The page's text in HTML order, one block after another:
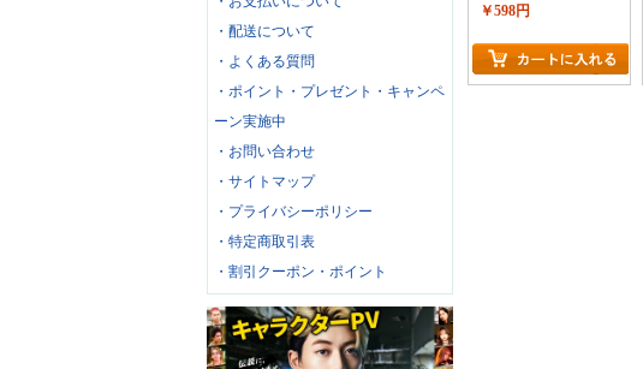
・配送について
・よくある質問
・ポイント・プレゼント・キャンペ
ーン実施中
・お問い合わせ
・サイトマップ
・プライバシーポリシー
・特定商取引表
・割引クーポン・ポイント
￥598円